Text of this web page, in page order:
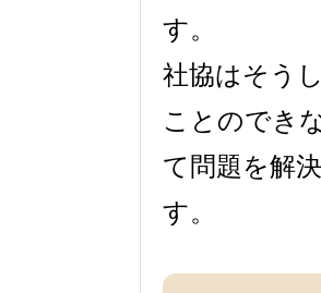
す。
社協はそう
ことのでき
て問題を解
す。